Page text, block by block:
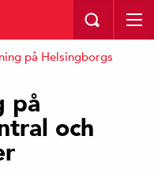
på Helsingborgs
på
och